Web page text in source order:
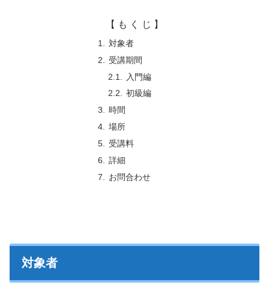
【 も く じ 】
対象者
受講期間
入門編
初級編
時間
場所
受講料
詳細
お問合わせ
対象者